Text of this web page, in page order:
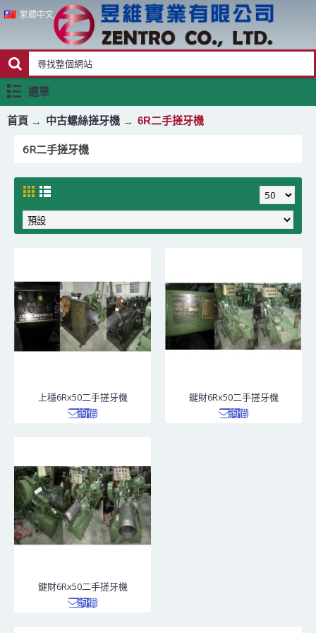
繁體中文
選單
首頁 中古螺絲搓牙機 6R二手搓牙機
6R二手搓牙機
上穩6Rx50二手搓牙機
詢價
鍵財6Rx50二手搓牙機
詢價
鍵財6Rx50二手搓牙機
詢價